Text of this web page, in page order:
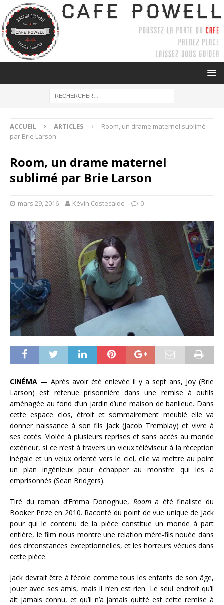
ACCUEIL ARTICLES
Room, un drame maternel sublimé
par Brie Larson
Room, un drame maternel
sublimé par Brie Larson
mars 29, 2016 Kévin Costecalde 0
CINÉMA — Après avoir été enlevée il y a sept ans, Joy (Brie
Larson) est retenue prisonnière dans une remise à outils
aménagée au fond d’un jardin d’une maison de banlieue. Dans
cette espace clos, étroit et sommairement meublé elle va
donner naissance à son fils Jack (Jacob Tremblay) et vivre à
ses cotés. Violée à plusieurs reprises et sans accès au monde
extérieur, si ce n’est à travers un vieux téléviseur à la réception
inégale et un velux orienté vers le ciel, elle va mettre au point
un plan ingénieux pour échapper au monstre qui les a
emprisonnés (Sean Bridgers).
Tiré du roman d’Emma Donoghue, Rooma été finaliste du
Booker Prize en 2010. Raconté du point de vue unique de Jack
pour qui le contenu de la pièce constitue un monde à part
entière, le film nous montre une relation mère-fils nouée dans
des circonstances exceptionnelles, et les horreurs vécues dans
cette pièce.
Jack devrait être à l’école comme tous les enfants de son âge,
jouer avec ses amis, mais il n’en est rien. Le seul endroit qu’il
ait jamais connu, et qu’il n’a jamais quitté est cette remise à